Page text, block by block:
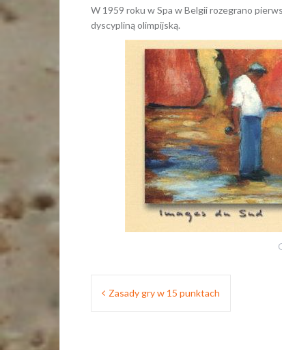
W 1959 roku w Spa w Belgii rozegrano
dyscypliną olimpijską.
Nawigacja
Zasady gry w 15 punktach